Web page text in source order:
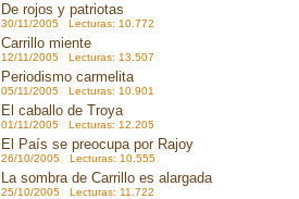
De rojos y patriotas
30/11/2005 Lecturas: 10.772
Carrillo miente
12/11/2005 Lecturas: 13.507
Periodismo carmelita
05/11/2005 Lecturas: 10.901
El caballo de Troya
01/11/2005 Lecturas: 12.205
El País se preocupa por Rajoy
26/10/2005 Lecturas: 10.555
La sombra de Carrillo es alargada
25/10/2005 Lecturas: 11.722